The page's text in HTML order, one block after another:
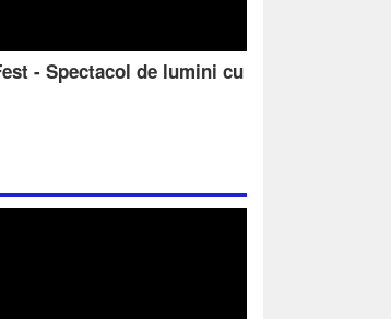
- Spectacol de lumini cu